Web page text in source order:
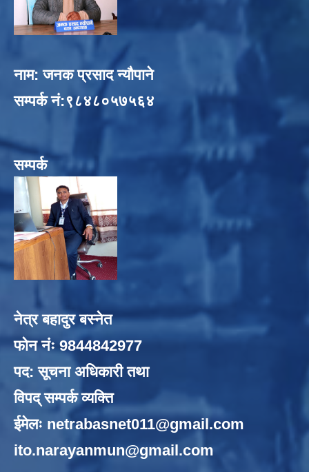
नाम: जनक प्रसाद न्यौपाने
सम्पर्क नं:९८४८०५७५६४
सम्पर्क
नेत्र बहादुर बस्नेत
फोन नंः 9844842977
पद: सूचना अधिकारी तथा
विपद् सम्पर्क व्यक्ति
ईमेलः netrabasnet011@gmail.com
ito.narayanmun@gmail.com